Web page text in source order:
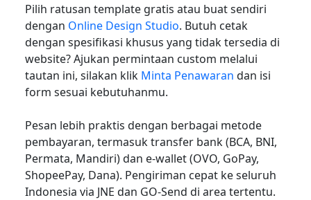
Pilih ratusan template gratis atau buat sendiri
dengan Online Design Studio. Butuh cetak
dengan spesifikasi khusus yang tidak tersedia di
website? Ajukan permintaan custom melalui
tautan ini, silakan klik Minta Penawaran dan isi
form sesuai kebutuhanmu.
Pesan lebih praktis dengan berbagai metode
pembayaran, termasuk transfer bank (BCA, BNI,
Permata, Mandiri) dan e-wallet (OVO, GoPay,
ShopeePay, Dana). Pengiriman cepat ke seluruh
Indonesia via JNE dan GO-Send di area tertentu.